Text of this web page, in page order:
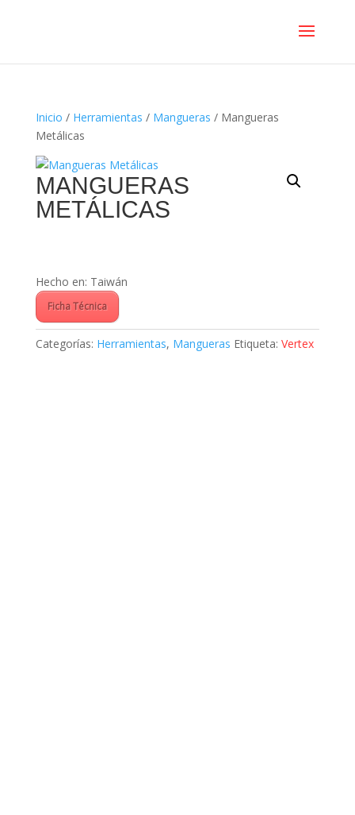
Inicio / Herramientas / Mangueras / Mangueras
Metálicas
MANGUERAS
METÁLICAS
Hecho en: Taiwán
Ficha Técnica
Categorías: Herramientas, Mangueras Etiqueta: Vertex